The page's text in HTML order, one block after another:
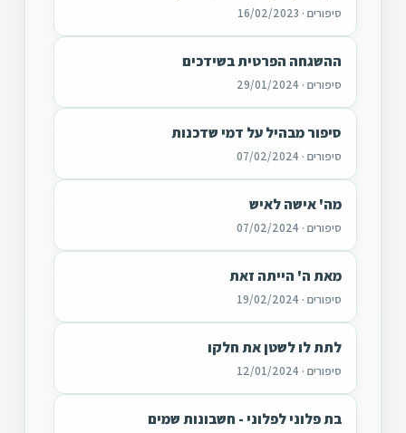
סיפורים · 16/02/2023
ההשגחה הפרטית בשידכים
סיפורים · 29/01/2024
סיפור מבהיל על דמי שדכנות
סיפורים · 07/02/2024
מה' אישה לאיש
סיפורים · 07/02/2024
מאת ה' הייתה זאת
סיפורים · 19/02/2024
לתת לו לשטן את חלקו
סיפורים · 12/01/2024
בת פלוני לפלוני - חשבונות שמים